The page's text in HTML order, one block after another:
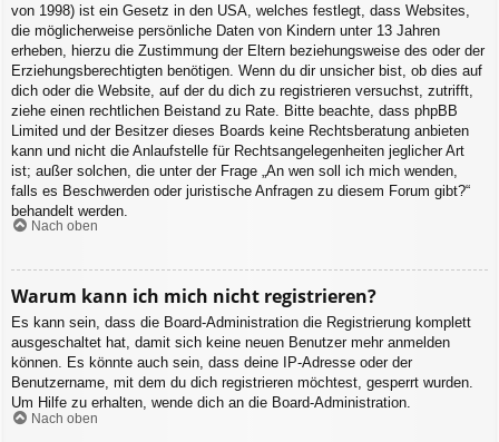
von 1998) ist ein Gesetz in den USA, welches festlegt, dass Websites,
die möglicherweise persönliche Daten von Kindern unter 13 Jahren
erheben, hierzu die Zustimmung der Eltern beziehungsweise des oder der
Erziehungsberechtigten benötigen. Wenn du dir unsicher bist, ob dies auf
dich oder die Website, auf der du dich zu registrieren versuchst, zutrifft,
ziehe einen rechtlichen Beistand zu Rate. Bitte beachte, dass phpBB
Limited und der Besitzer dieses Boards keine Rechtsberatung anbieten
kann und nicht die Anlaufstelle für Rechtsangelegenheiten jeglicher Art
ist; außer solchen, die unter der Frage „An wen soll ich mich wenden,
falls es Beschwerden oder juristische Anfragen zu diesem Forum gibt?“
behandelt werden.
Nach oben
Warum kann ich mich nicht registrieren?
Es kann sein, dass die Board-Administration die Registrierung komplett
ausgeschaltet hat, damit sich keine neuen Benutzer mehr anmelden
können. Es könnte auch sein, dass deine IP-Adresse oder der
Benutzername, mit dem du dich registrieren möchtest, gesperrt wurden.
Um Hilfe zu erhalten, wende dich an die Board-Administration.
Nach oben